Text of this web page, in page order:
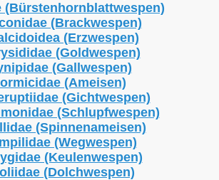
(Bürstenhornblattwespen)
(Brackwespen)
(Erzwespen)
(Goldwespen)
(Gallwespen)
(Ameisen)
(Gichtwespen)
(Schlupfwespen)
(Spinnenameisen)
(Wegwespen)
(Keulenwespen)
(Dolchwespen)